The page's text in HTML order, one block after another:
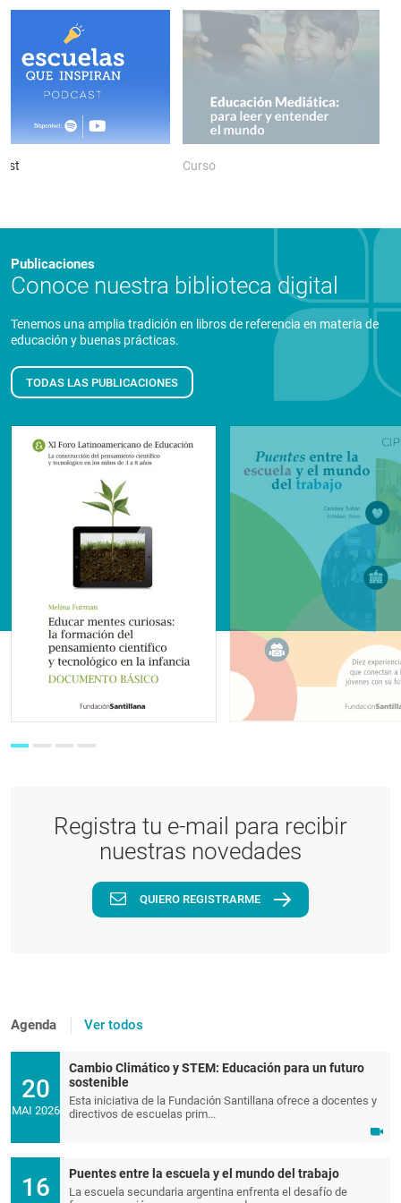
Curso
Publicaciones
Conoce nuestra biblioteca digital
Tenemos una amplia tradición en libros de referencia en materia de
educación y buenas prácticas.
TODAS LAS PUBLICACIONES
Registra tu e-mail para recibir
nuestras novedades
QUIERO REGISTRARME
Agenda Ver todos
20
MAI 2026
Cambio Climático y STEM: Educación para un futuro
sostenible
Esta iniciativa de la Fundación Santillana ofrece a docentes y
directivos de escuelas prim...
16 Puentes entre la escuela y el mundo del trabajo
La escuela secundaria argentina enfrenta el desafío de